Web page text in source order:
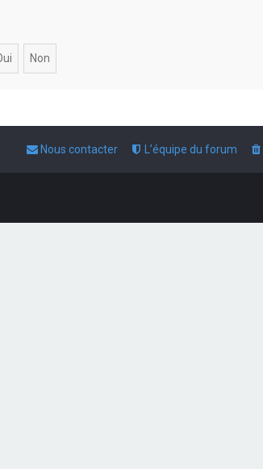
L’équipe du forum
Nous contacter